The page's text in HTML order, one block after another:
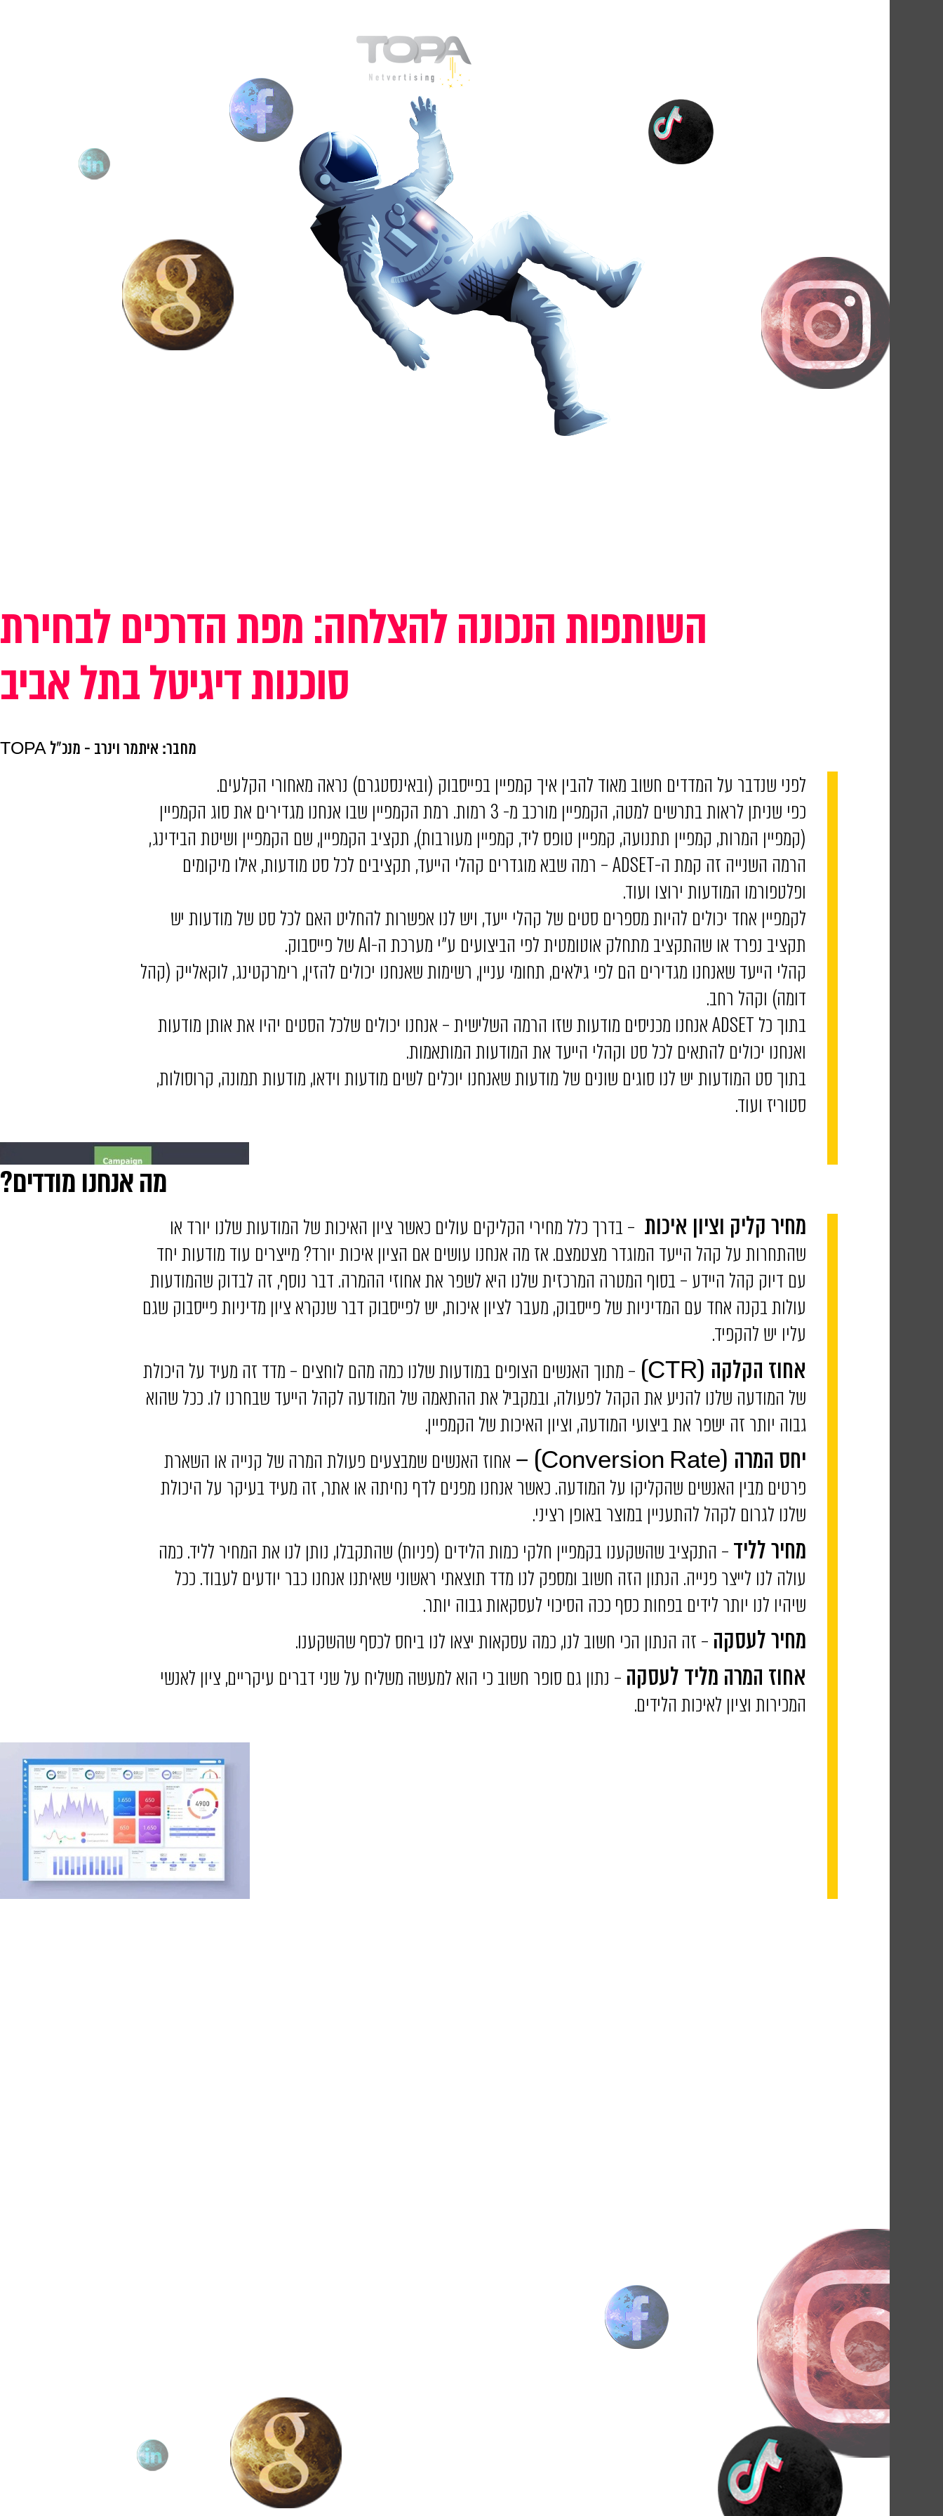
השותפות הנכונה להצלחה: מפת הדרכים לבחירת
סוכנות דיגיטל בתל אביב
מחבר: איתמר וינרב - מנכ"ל TOPA
לפני שנדבר על המדדים חשוב מאוד להבין איך קמפיין בפייסבוק (ובאינסטגרם) נראה מאחורי הקלעים.
כפי שניתן לראות בתרשים למטה, הקמפיין מורכב מ- 3 רמות. רמת הקמפיין שבו אנחנו מגדירים את סוג הקמפיין
(קמפיין המרות, קמפיין תתנועה, קמפיין טופס ליד, קמפיין מעורבות), תקציב הקמפיין, שם הקמפיין ושיטת הבידינג,
הרמה השנייה זה קמת ה-ADSET – רמה שבא מוגדרים קהלי הייעד, תקציבים לכל סט מודעות, אילו מיקומים
ופלטפורמו המודעות ירוצו ועוד.
לקמפיין אחד יכולים להיות מספרים סטים של קהלי ייעד, ויש לנו אפשרות להחליט האם לכל סט של מודעות יש
תקציב נפרד או שהתקציב מתחלק אוטומטית לפי הביצועים ע”י מערכת ה-AI של פייסבוק.
קהלי הייעד שאנחנו מגדירים הם לפי גילאים, תחומי עניין, רשימות שאנחנו יכולים להזין, רימרקטינג, לוקאלייק (קהל
דומה) וקהל רחב.
בתוך כל ADSET אנחנו מכניסים מודעות שזו הרמה השלישית – אנחנו יכולים שלכל הסטים יהיו את אותן מודעות
ואנחנו יכולים להתאים לכל סט וקהלי הייעד את המודעות המותאמות.
בתוך סט המודעות יש לנו סוגים שונים של מודעות שאנחנו יוכלים לשים מודעות וידאו, מודעות תמונה, קרוסולות,
סטוריז ועוד.
מה אנחנו מודדים?
מחיר קליק וציון איכות – בדרך כלל מחירי הקליקים עולים כאשר ציון האיכות של המודעות שלנו יורד או
שהתחרות על קהל הייעד המוגדר מצטמצם. אז מה אנחנו עושים אם הציון איכות יורד? מייצרים עוד מודעות יחד
עם דיוק קהל היידע – בסוף המטרה המרכזית שלנו היא לשפר את אחוזי ההמרה. דבר נוסף, זה לבדוק שהמודעות
עולות בקנה אחד עם המדיניות של פייסבוק, מעבר לציון איכות, יש לפייסבוק דבר שנקרא ציון מדיניות פייסבוק שגם
עליו יש להקפיד.
אחוז הקלקה (CTR)
– מתוך האנשים הצופים במודעות שלנו כמה מהם לוחצים – מדד זה מעיד על היכולת
של המודעה שלנו להניע את הקהל לפעולה, ובמקביל את ההתאמה של המודעה לקהל הייעד שבחרנו לו. ככל שהוא
גבוה יותר זה ישפר את ביצועי המודעה, וציון האיכות של הקמפיין.
יחס המרה (Conversion Rate) –
אחוז האנשים שמבצעים פעולת המרה של קנייה או השארת
פרטים מבין האנשים שהקליקו על המודעה. כאשר אנחנו מפנים לדף נחיתה או אתר, זה מעיד בעיקר על היכולת
שלנו לגרום לקהל להתעניין במוצר באופן רציני.
מחיר לליד – התקציב שהשקענו בקמפיין חלקי כמות הלידים (פניות) שהתקבלו, נותן לנו את המחיר לליד. כמה
עולה לנו לייצר פנייה. הנתון הזה חשוב ומספק לנו מדד תוצאתי ראשוני שאיתנו אנחנו כבר יודעים לעבוד. ככל
שיהיו לנו יותר לידים בפחות כסף ככה הסיכוי לעסקאות גבוה יותר.
מחיר לעסקה – זה הנתון הכי חשוב לנו, כמה עסקאות יצאו לנו ביחס לכסף שהשקענו.
אחוז המרה מליד לעסקה – נתון גם סופר חשוב כי הוא למעשה משליח על שני דברים עיקריים, ציון לאנשי
המכירות וציון לאיכות הלידים.